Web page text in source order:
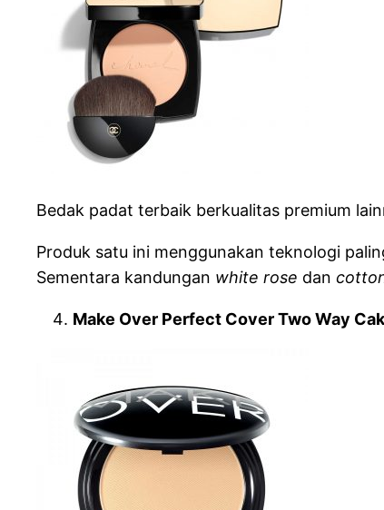
Bedak padat terbaik berkualitas premium
Produk satu ini menggunakan teknologi
Sementara kandungan white rose dan
Make Over Perfect Cover Two Way